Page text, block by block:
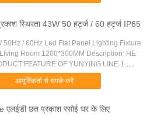
स्थिरता 43W 50 हर्ट्ज / 60 हर्ट्ज IP65
50Hz / 60Hz Led Flat Panel Lighting Fixture
Room 1200*300MM Description: HE
FEATURE OF YUNYING LINE 1.
circuit design to ensure the independent
of each LED chip. 2 ...
आपूर्तिकर्ता से संपर्क करें
छत प्रकाश रसोई घर के लिए